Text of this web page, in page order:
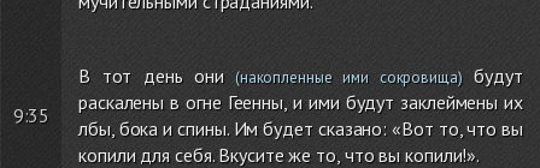
9:35
В тот день они (накопленные ими сокровища)будут
раскалены в огне Геенны, и ими будут заклеймены их
лбы, бока и спины. Им будет сказано: «Вот то, что вы
копили для себя. Вкусите же то, что вы копили!».